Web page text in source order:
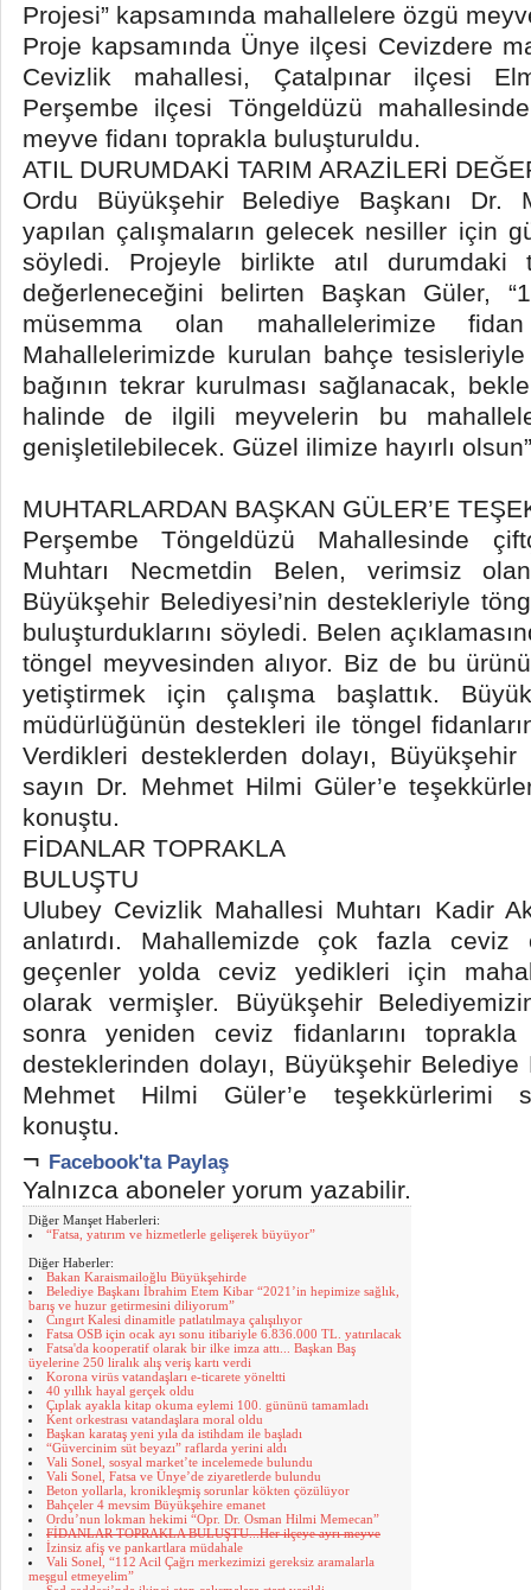
Projesi” kapsamında mahallelere özgü
Proje kapsamında Ünye ilçesi Cevizdere
Cevizlik mahallesi, Çatalpınar ilçesi
Perşembe ilçesi Töngeldüzü
meyve fidanı toprakla buluşturuldu.
ATIL DURUMDAKİ TARIM ARAZİLERİ
Ordu Büyükşehir Belediye Başkanı Dr.
yapılan çalışmaların gelecek nesiller için
söyledi. Projeyle birlikte atıl durumdaki
değerleneceğini belirten Başkan Güler,
müsemma olan mahallelerimize
Mahallelerimizde kurulan bahçe
bağının tekrar kurulması sağlanacak,
halinde de ilgili meyvelerin bu
genişletilebilecek. Güzel ilimize hayırlı
MUHTARLARDAN BAŞKAN GÜLER’E
Perşembe Töngeldüzü Mahallesinde
Muhtarı Necmetdin Belen, verimsiz
Büyükşehir Belediyesi’nin destekleriyle
buluşturduklarını söyledi. Belen
töngel meyvesinden alıyor. Biz de bu
yetiştirmek için çalışma başlattık.
müdürlüğünün destekleri ile töngel
Verdikleri desteklerden dolayı, Büyükşehir
sayın Dr. Mehmet Hilmi Güler’e
konuştu.
FİDANLAR TOPRAKLA
BULUŞTU
Ulubey Cevizlik Mahallesi Muhtarı Kadir
anlatırdı. Mahallemizde çok fazla
geçenler yolda ceviz yedikleri için
olarak vermişler. Büyükşehir
sonra yeniden ceviz fidanlarını toprakla
desteklerinden dolayı, Büyükşehir Belediye
Mehmet Hilmi Güler’e teşekkürlerimi
konuştu.
¬ Facebook'ta Paylaş
Yalnızca aboneler yorum yazabilir.
Diğer Manşet Haberleri:
“Fatsa, yatırım ve hizmetlerle gelişerek büyüyor”
Diğer Haberler:
Bakan Karaismailoğlu Büyükşehirde
Belediye Başkanı İbrahim Etem Kibar “2021’in hepimize sağlık,
barış ve huzur getirmesini diliyorum”
Cıngırt Kalesi dinamitle patlatılmaya çalışılıyor
Fatsa OSB için ocak ayı sonu itibariyle 6.836.000 TL. yatırılacak
Fatsa'da kooperatif olarak bir ilke imza attı... Başkan Baş
üyelerine 250 liralık alış veriş kartı verdi
Korona virüs vatandaşları e-ticarete yöneltti
40 yıllık hayal gerçek oldu
Çıplak ayakla kitap okuma eylemi 100. gününü tamamladı
Kent orkestrası vatandaşlara moral oldu
Başkan karataş yeni yıla da istihdam ile başladı
“Güvercinim süt beyazı” raflarda yerini aldı
Vali Sonel, sosyal market’te incelemede bulundu
Vali Sonel, Fatsa ve Ünye’de ziyaretlerde bulundu
Beton yollarla, kronikleşmiş sorunlar kökten çözülüyor
Bahçeler 4 mevsim Büyükşehire emanet
Ordu’nun lokman hekimi “Opr. Dr. Osman Hilmi Memecan”
FİDANLAR TOPRAKLA BULUŞTU...Her ilçeye ayrı meyve
İzinsiz afiş ve pankartlara müdahale
Vali Sonel, “112 Acil Çağrı merkezimizi gereksiz aramalarla
meşgul etmeyelim”